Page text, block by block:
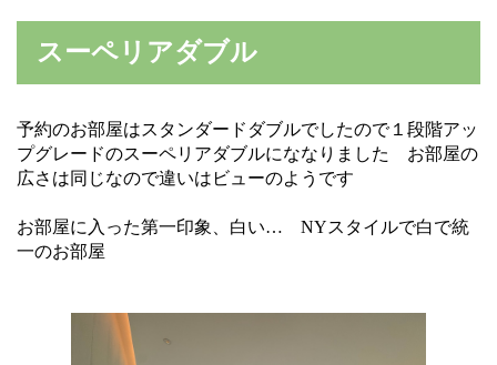
スーペリアダブル
予約のお部屋はスタンダードダブルでしたので１段階アッ
プグレードのスーペリアダブルにななりました お部屋の
広さは同じなので違いはビューのようです
お部屋に入った第一印象、白い… NYスタイルで白で統
一のお部屋